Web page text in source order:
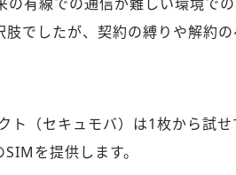
でしたが、契約の縛りや解約
ト（セキュモバ）は1枚から試
を提供します。